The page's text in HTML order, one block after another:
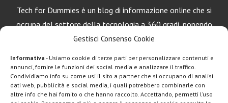
Gestisci Consenso Cookie
Informativa - Usiamo cookie di terze parti per personalizzare contenuti e
annunci, fornire le funzioni dei social media e analizzare il traffico.
Condividiamo info su come usi il sito a partner che si occupano di analisi
dati web, pubblicità e social media, i quali potrebbero combinarle con
altre info che hai fornito o che hanno raccolto. Accettando, permetti l’uso
Tech for Dummies è un blog di informazione online che si
occupa del settore della tecnologia a 360 gradi, ponendo
una particolare attenzione al mondo Android, Apple e
LEGGI ANCHE